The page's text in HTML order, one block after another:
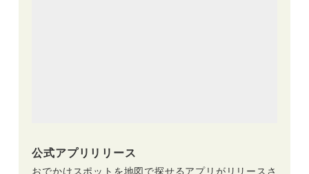
公式アプリリリース
おでかけスポットを地図で探せるアプリがリリースさ